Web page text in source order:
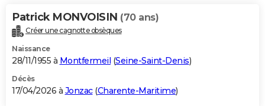
Patrick MONVOISIN (70 ans)
Créer une cagnotte obsèques
Naissance
28/11/1955 à Montfermeil (Seine-Saint-Denis)
Décès
17/04/2026 à Jonzac(Charente-Maritime)